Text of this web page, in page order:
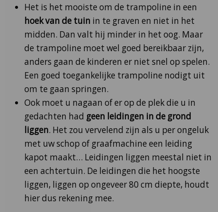
Het is het mooiste om de trampoline in een
hoek van de tuin in te graven en niet in het
midden. Dan valt hij minder in het oog. Maar
de trampoline moet wel goed bereikbaar zijn,
anders gaan de kinderen er niet snel op spelen.
Een goed toegankelijke trampoline nodigt uit
om te gaan springen.
Ook moet u nagaan of er op de plek die u in
gedachten had geen leidingen in de grond
liggen. Het zou vervelend zijn als u per ongeluk
met uw schop of graafmachine een leiding
kapot maakt… Leidingen liggen meestal niet in
een achtertuin. De leidingen die het hoogste
liggen, liggen op ongeveer 80 cm diepte, houdt
hier dus rekening mee.